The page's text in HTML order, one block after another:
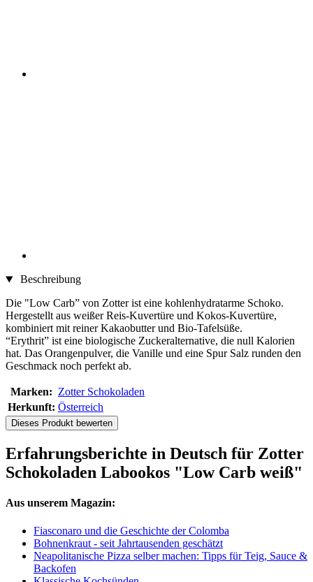
Beschreibung
Die "Low Carb” von Zotter ist eine kohlenhydratarme Schoko.
Hergestellt aus weißer Reis-Kuvertüre und Kokos-Kuvertüre,
kombiniert mit reiner Kakaobutter und Bio-Tafelsüße.
“Erythrit” ist eine biologische Zuckeralternative, die null Kalorien
hat. Das Orangenpulver, die Vanille und eine Spur Salz runden den
Geschmack noch perfekt ab.
Marken: Zotter Schokoladen
Herkunft: Österreich
Dieses Produkt bewerten
Erfahrungsberichte in Deutsch für Zotter
Schokoladen Labookos "Low Carb weiß"
Aus unserem Magazin:
Fiasconaro und die Geschichte der Colomba
Bohnenkraut - seit Jahrtausenden geschätzt
Neapolitanische Pizza selber machen: Tipps für Teig, Sauce &
Backofen